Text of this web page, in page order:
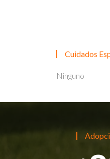
Cuidados
Ninguno